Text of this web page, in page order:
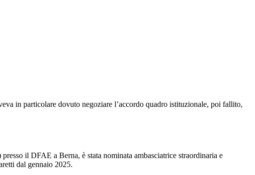
in particolare dovuto negoziare l’accordo quadro istituzionale, poi fallito,
il DFAE a Berna, è stata nominata ambasciatrice straordinaria e
dal gennaio 2025.